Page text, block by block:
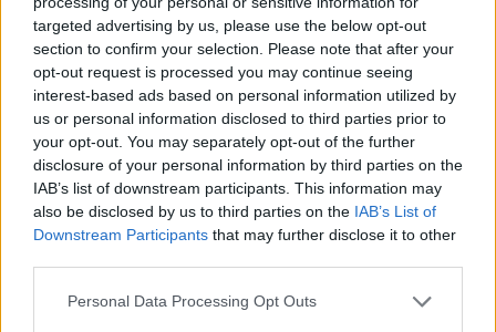
targeted advertising by us, please use the below opt-out
section to confirm your selection. Please note that after your
opt-out request is processed you may continue seeing
interest-based ads based on personal information utilized by
us or personal information disclosed to third parties prior to
your opt-out. You may separately opt-out of the further
disclosure of your personal information by third parties on the
IAB’s list of downstream participants. This information may
also be disclosed by us to third parties on the IAB’s List of
Downstream Participants that may further disclose it to other
Please note that this website/app uses one or more Google
Personal Data Processing Opt Outs
Νέες υπηρεσίες με επίκεντρο τον
πελάτη